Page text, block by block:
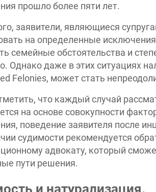
прошло более пяти лет.
заявители, являющиеся
на определенные
семейные обстоятельства и
Однако даже в этих ситуациях
Felonies, может стать
что каждый случай
на основе совокупности
поведение заявителя после
судимости рекомендуется
адвокату, который
пути решения.